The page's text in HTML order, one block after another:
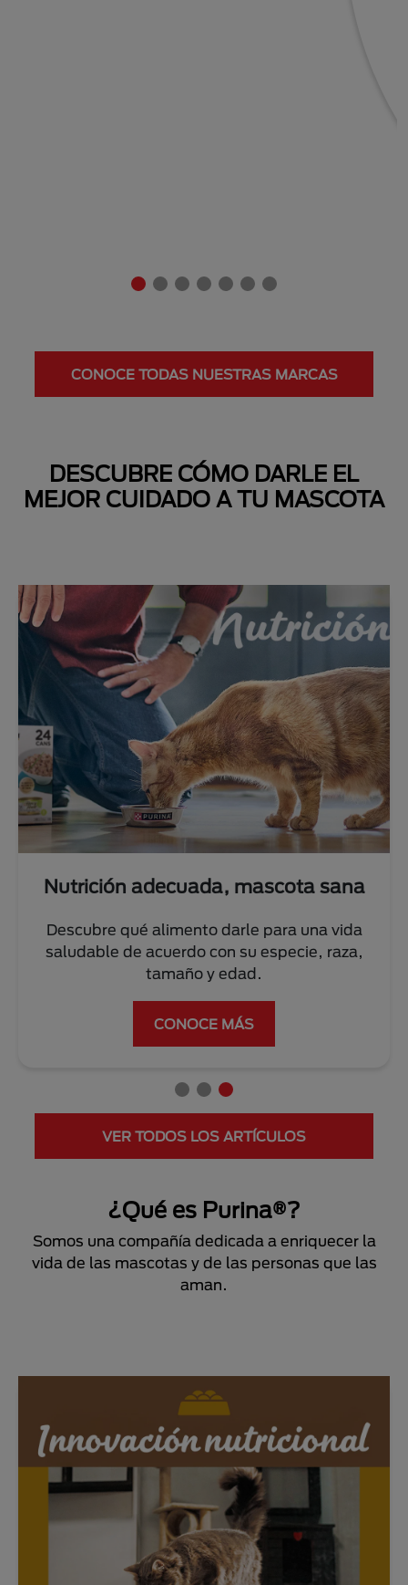
Next
CONOCE TODAS NUESTRAS MARCAS
DESCUBRE CÓMO DARLE EL
MEJOR CUIDADO A TU MASCOTA
Nutrición adecuada, mascota sana
Descubre qué alimento darle para una vida
saludable de acuerdo con su especie, raza,
tamaño y edad.
CONOCE MÁS
VER TODOS LOS ARTÍCULOS
¿Qué es Purina®?
Somos una compañía dedicada a enriquecer la
vida de las mascotas y de las personas que las
aman.